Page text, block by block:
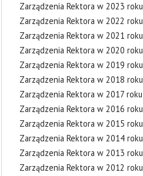
Zarządzenia Rektora w 2023 roku
Zarządzenia Rektora w 2022 roku
Zarządzenia Rektora w 2021 roku
Zarządzenia Rektora w 2020 roku
Zarządzenia Rektora w 2019 roku
Zarządzenia Rektora w 2018 roku
Zarządzenia Rektora w 2017 roku
Zarządzenia Rektora w 2016 roku
Zarządzenia Rektora w 2015 roku
Zarządzenia Rektora w 2014 roku
Zarządzenia Rektora w 2013 roku
Zarządzenia Rektora w 2012 roku